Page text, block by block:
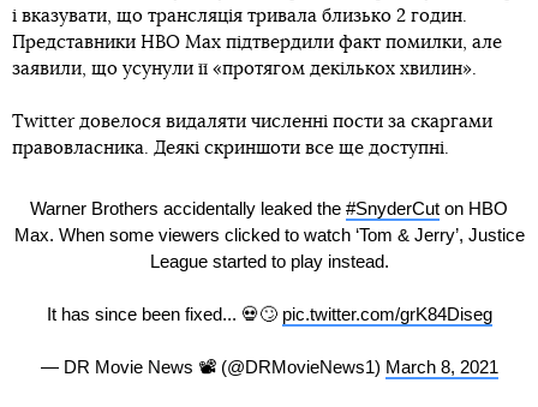
і вказувати, що трансляція тривала близько 2 годин.
Представники HBO Max підтвердили факт помилки, але
заявили, що усунули її «протягом декількох хвилин».
Twitter довелося видаляти численні пости за скаргами
правовласника. Деякі скриншоти все ще доступні.
Warner Brothers accidentally leaked the #SnyderCut on HBO
Max. When some viewers clicked to watch ‘Tom & Jerry’, Justice
League started to play instead.
It has since been fixed... 💀🙄 pic.twitter.com/grK84Diseg
— DR Movie News 📽 (@DRMovieNews1) March 8, 2021